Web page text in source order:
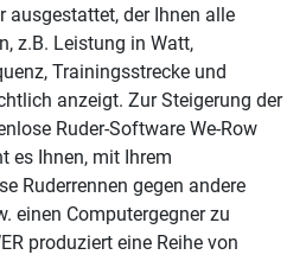
ausgestattet, der Ihnen alle
z.B. Leistung in Watt,
Trainingsstrecke und
anzeigt. Zur Steigerung der
Ruder-Software We-Row
es Ihnen, mit Ihrem
Ruderrennen gegen andere
einen Computergegner zu
produziert eine Reihe von